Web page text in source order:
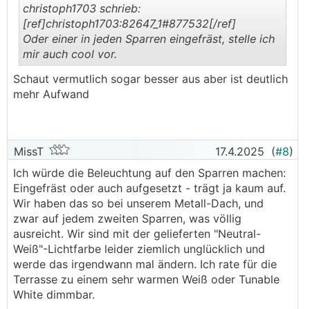
..
christoph1703 schrieb:
[ref]christoph1703:82647_1#877532[/ref]
Oder einer in jeden Sparren eingefräst, stelle ich
mir auch cool vor.
Schaut vermutlich sogar besser aus aber ist deutlich
mehr Aufwand
MissT 17.4.2025 (#8)
Ich würde die Beleuchtung auf den Sparren machen:
Eingefräst oder auch aufgesetzt - trägt ja kaum auf.
Wir haben das so bei unserem Metall-Dach, und
zwar auf jedem zweiten Sparren, was völlig
ausreicht. Wir sind mit der gelieferten "Neutral-
Weiß"-Lichtfarbe leider ziemlich unglücklich und
werde das irgendwann mal ändern. Ich rate für die
Terrasse zu einem sehr warmen Weiß oder Tunable
White dimmbar.